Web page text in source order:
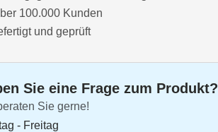
00
01
02
03
01
100.000 Kunden
und geprüft
Sie eine Frage zum Produkt?
Sie gerne!
- Freitag